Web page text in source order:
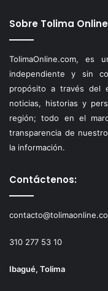
Sobre Tolima
TolimaOnline.com, es
independiente y sin
propósito a través del
noticias, historias y
región; todo en el
transparencia de
la información.
Contáctenos:
310 277 53 10
Ibagué, Tolima